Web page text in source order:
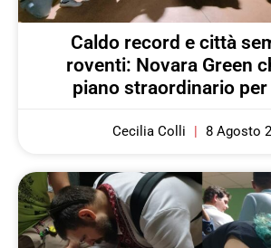
Caldo record e città
roventi: Novara Green
piano straordinario
Cecilia Colli 8 Agosto